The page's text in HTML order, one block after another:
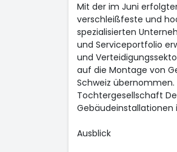
Mit der im Juni
verschleißfeste und
spezialisierten
und Serviceportfolio
und
auf die Montage von
Schweiz
Tochtergesellschaft
Gebäudeinstallationen
Ausblick